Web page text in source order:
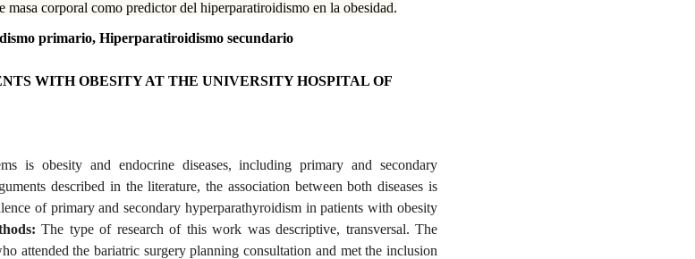
corporal como predictor del hiperparatiroidismo en la obesidad.
primario, Hiperparatiroidismo secundario
WITH OBESITY AT THE UNIVERSITY HOSPITAL OF
is obesity and endocrine diseases, including primary and secondary
described in the literature, the association between both diseases is
of primary and secondary hyperparathyroidism in patients with obesity
The type of research of this work was descriptive, transversal. The
attended the bariatric surgery planning consultation and met the inclusion